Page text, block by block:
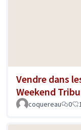
Vendre dans
Weekend Tribu
coquereau 0